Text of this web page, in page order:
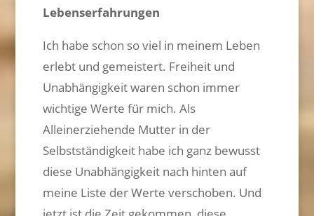
Lebenserfahrungen
Ich habe schon so viel in meinem Leben
erlebt und gemeistert. Freiheit und
Unabhängigkeit waren schon immer
wichtige Werte für mich. Als
Alleinerziehende Mutter in der
Selbstständigkeit habe ich ganz bewusst
diese Unabhängigkeit nach hinten auf
meine Liste der Werte verschoben. Und